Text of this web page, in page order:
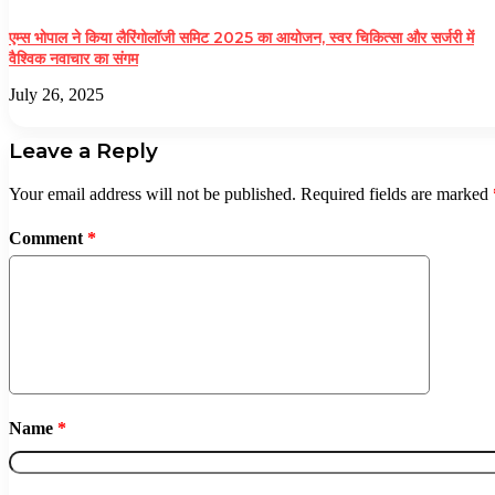
एम्स भोपाल ने किया लैरिंगोलॉजी समिट 2025 का आयोजन, स्वर चिकित्सा और सर्जरी में
वैश्विक नवाचार का संगम
July 26, 2025
Leave a Reply
Your email address will not be published. Required fields are marked
Comment *
Name *